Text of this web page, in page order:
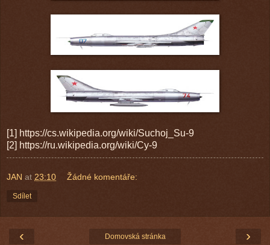
[1] https://cs.wikipedia.org/wiki/Suchoj_Su-9
[2] https://ru.wikipedia.org/wiki/Су-9
JAN at 23:10 Žádné komentáře:
Sdílet
‹ ›
Domovská stránka